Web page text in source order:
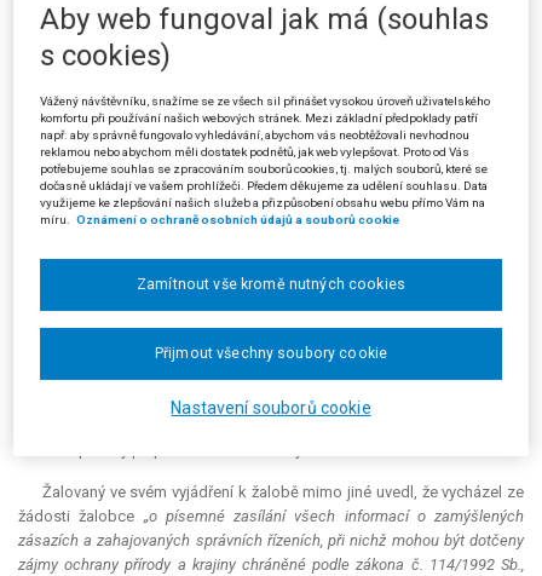
obdržel správní orgán I. stupně dne 16. 6. 2005 žádost investora stavby
(Ředitelství silnic a dálnic ČR) o vydání stavebního povolení na výše
uvedenou stavbu. O zahájení stavebního řízení však žalobce nebyl
114/1992 Sb. přihlásit za účastníka tohoto stavebního řízení. Správní
orgán I. stupně totiž oznámil zahájení stavebního řízení pouze veřejnou
vyhláškou, aniž by o tom žalobce ve smyslu § 70 odst. 2 citovaného
zákona písemně informoval. Přitom právě na tuto skutečnost je podle §
70 tohoto zákona vázána možnost občanských sdružení účastnit se
správních řízení majících dopady na přírodu a krajinu. Podle žalobce tak
správní orgán I. stupně vůči němu nesplnil svoji informační povinnost,
neboť oznámení o zahájení stavebního řízení veřejnou vyhláškou,
citovaného zákona nahradit. V důsledku toho ale byla žalobci
znemožněna řádná účast na řízení, protože se k ní přihlásil až dne 30. 8.
2005, a to až zároveň s podáním odvolání proti již vydanému
prvoinstančnímu rozhodnutí. Tímto postupem ale byla veřejnost v
Žalovaný ve svém vyjádření k žalobě mimo jiné uvedl, že vycházel ze
žádosti žalobce „o písemné zasílání všech informací o zamýšlených
zásazích a zahajovaných správních řízeních, při nichž mohou být dotčeny
zájmy ochrany přírody a krajiny chráněné podle zákona č. 114/1992 Sb.,
Aby web fungoval jak má (souhlas
s cookies)
Vážený návštěvníku, snažíme se ze všech sil přinášet vysokou úroveň uživatelského
komfortu při používání našich webových stránek. Mezi základní předpoklady patří
např. aby správně fungovalo vyhledávání, abychom vás neobtěžovali nevhodnou
reklamou nebo abychom měli dostatek podnětů, jak web vylepšovat. Proto od Vás
potřebujeme souhlas se zpracováním souborů cookies, tj. malých souborů, které se
dočasně ukládají ve vašem prohlížeči. Předem děkujeme za udělení souhlasu. Data
využijeme ke zlepšování našich služeb a přizpůsobení obsahu webu přímo Vám na
míru.
Oznámení o ochraně osobních údajů a souborů cookie
Nastavení souborů cookie
Zamítnout vše kromě nutných cookies
Přijmout všechny soubory cookie